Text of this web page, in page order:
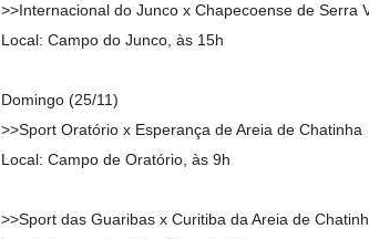
>>Internacional do Junco x Chapecoense de Serra
Local: Campo do Junco, às 15h
Domingo (25/11)
>>Sport Oratório x Esperança de Areia de Chatinha
Local: Campo de Oratório, às 9h
>>Sport das Guaribas x Curitiba da Areia de